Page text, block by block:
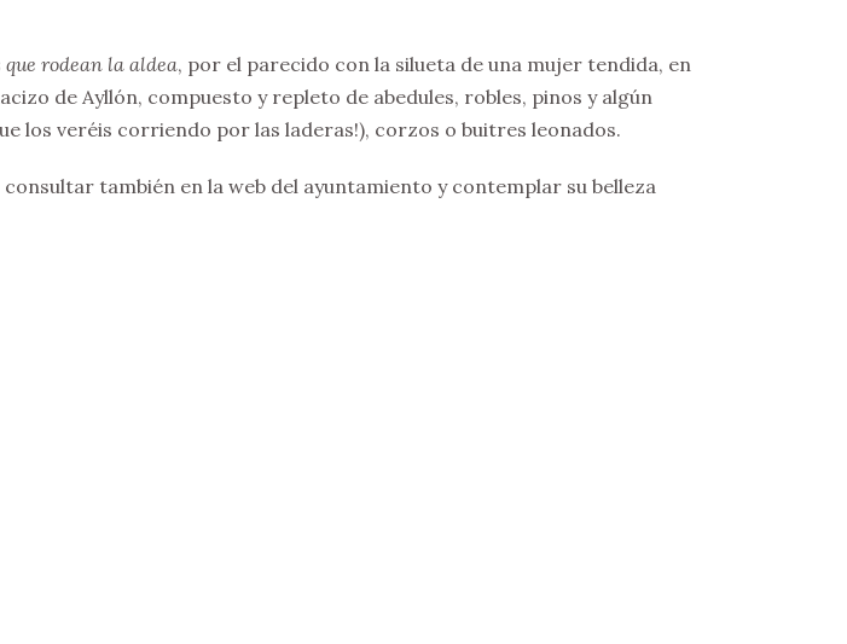
rodean la aldea, por el parecido con la silueta de una mujer tendida, en
de Ayllón, compuesto y repleto de abedules, robles, pinos y algún
los veréis corriendo por las laderas!), corzos o buitres leonados.
también en la web del ayuntamiento y contemplar su belleza